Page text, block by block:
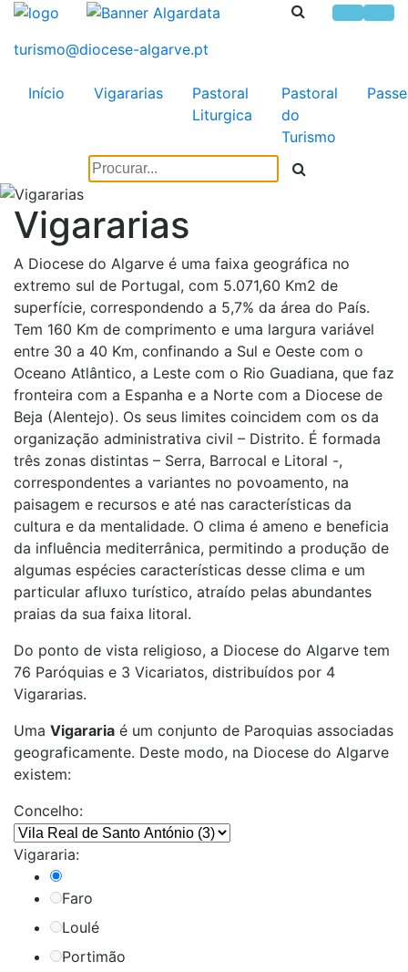
Início Vigararias
Pastoral
Liturgica
Pastoral
do
Turismo
Vigararias
A Diocese do Algarve é uma faixa geográfica no
extremo sul de Portugal, com 5.071,60 Km2 de
superfície, correspondendo a 5,7% da área do País.
Tem 160 Km de comprimento e uma largura variável
entre 30 a 40 Km, confinando a Sul e Oeste com o
Oceano Atlântico, a Leste com o Rio Guadiana, que faz
fronteira com a Espanha e a Norte com a Diocese de
Beja (Alentejo). Os seus limites coincidem com os da
organização administrativa civil – Distrito. É formada
três zonas distintas – Serra, Barrocal e Litoral -,
correspondentes a variantes no povoamento, na
paisagem e recursos e até nas características da
cultura e da mentalidade. O clima é ameno e beneficia
da influência mediterrânica, permitindo a produção de
algumas espécies características desse clima e um
particular afluxo turístico, atraído pelas abundantes
praias da sua faixa litoral.
Do ponto de vista religioso, a Diocese do Algarve tem
76 Paróquias e 3 Vicariatos, distribuídos por 4
Vigararias.
Uma Vigararia é um conjunto de Paroquias associadas
geograficamente. Deste modo, na Diocese do Algarve
existem:
Concelho:
Vigararia:
Faro
Loulé
Portimão